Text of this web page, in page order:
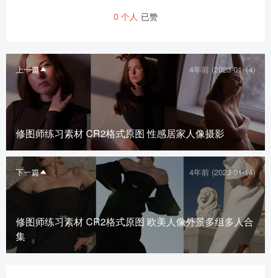
0 个人 已赞
上一篇 4年前 (2023-01-14)
修图师练习素材 CR2格式原图 性感居家人像摄影
下一篇 4年前 (2023-01-14)
修图师练习素材 CR2格式原图 欧美人像外景多组多人合
集